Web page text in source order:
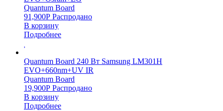
Quantum Board
91,900Р Распродано
В корзину
Подробнее
Quantum Board 240 Вт Samsung LM301H
EVO+660nm+UV IR
Quantum Board
19,900Р Распродано
В корзину
Подробнее